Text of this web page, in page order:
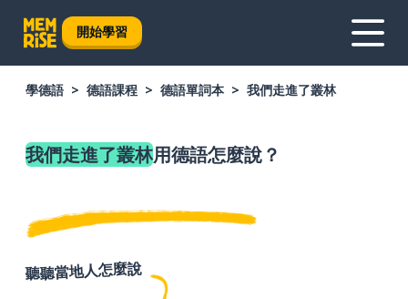
開始學習
學德語 德語課程 德語單詞本 我們走進了叢林
我們走進了叢林用德語怎麼說？
聽聽當地人怎麼說